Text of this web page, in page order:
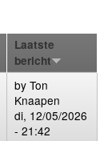
Laatste
bericht
by Ton
Knaapen
di, 12/05/2026
- 21:42